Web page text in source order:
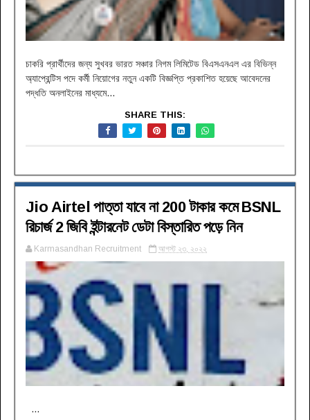
চাকরি প্রার্থীদের জন্য সুখবর ভারত সঞ্চার নিগম লিমিটেড বিএসএনএল এর বিভিন্ন
অ্যাপ্রেন্টিস পদে কর্মী নিয়োগের নতুন একটি বিজ্ঞপ্তি প্রকাশিত হয়েছে আবেদনের
পদ্ধতি অনলাইনের মাধ্যমে...
SHARE THIS:
Jio Airtel পাত্তা যাবে না 200 টাকার কমে BSNL
রিচার্জ 2 জিবি ইন্টারনেট ডেটা বিস্তারিত পড়ে নিন
Karmasandhan Recruitment আগস্ট ২৩, ২০২২
...